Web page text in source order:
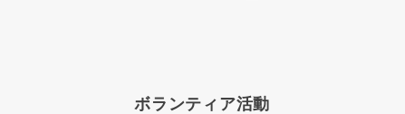
ボランティア活動